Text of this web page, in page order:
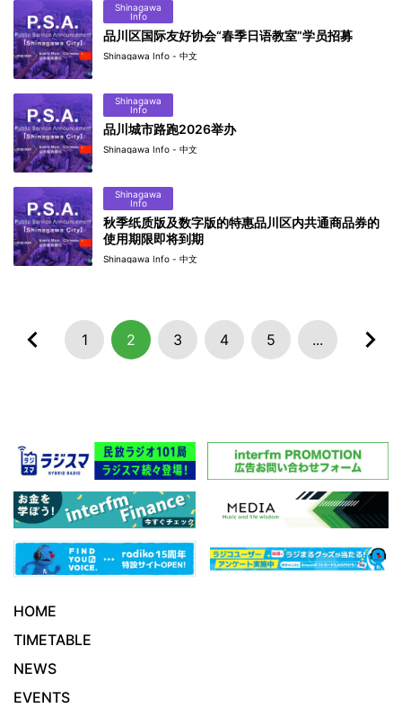
Shinagawa
Info
品川区国际友好协会“春季日语教室”学员招募
Shinagawa Info - 中文
Shinagawa
Info
品川城市路跑2026举办
Shinagawa Info - 中文
Shinagawa
Info
秋季纸质版及数字版的特惠品川区内共通商品券的
使用期限即将到期
Shinagawa Info - 中文
1 2 3 4 5 ...
HOME
TIMETABLE
NEWS
EVENTS